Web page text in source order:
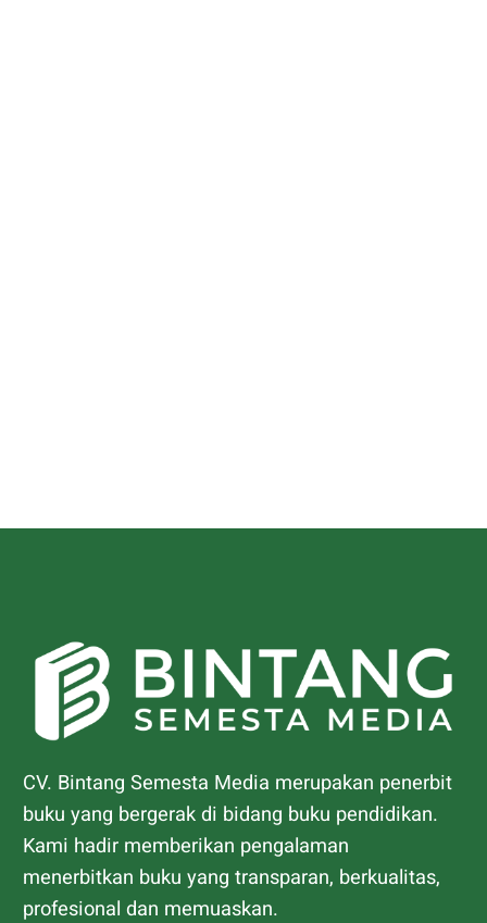
CV. Bintang Semesta Media merupakan penerbit
buku yang bergerak di bidang buku pendidikan.
Kami hadir memberikan pengalaman
menerbitkan buku yang transparan, berkualitas,
profesional dan memuaskan.